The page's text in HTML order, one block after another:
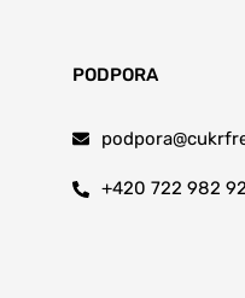
PODPORA
+420 722 982